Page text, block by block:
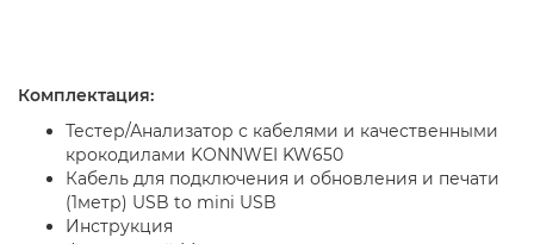
Комплектация:
Тестер/Анализатор с кабелями и качественными
крокодилами KONNWEI KW650
Кабель для подключения и обновления и печати
(1метр) USB to mini USB
Инструкция